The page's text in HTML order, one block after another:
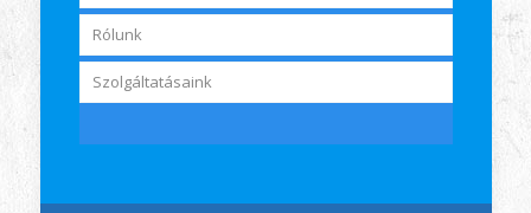
Rólunk
Szolgáltatásaink